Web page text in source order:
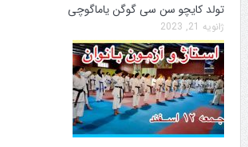
تولد کایچو سن سی گوگن یاماگوچی
ژانویه 21, 2023